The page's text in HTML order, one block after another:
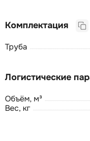
Комплектация
Труба
Логистические
Объём, м³
Вес, кг